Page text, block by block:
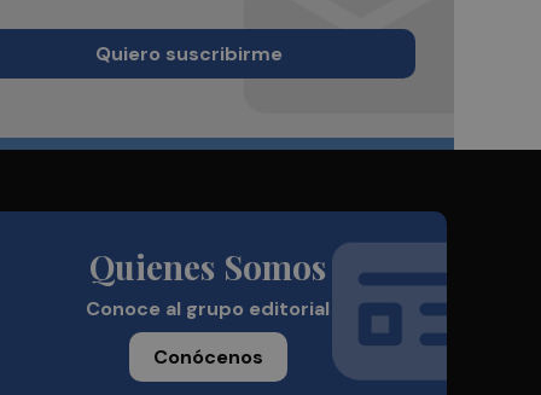
Quiero suscribirme
Quienes Somos
Conoce al grupo editorial
Conócenos